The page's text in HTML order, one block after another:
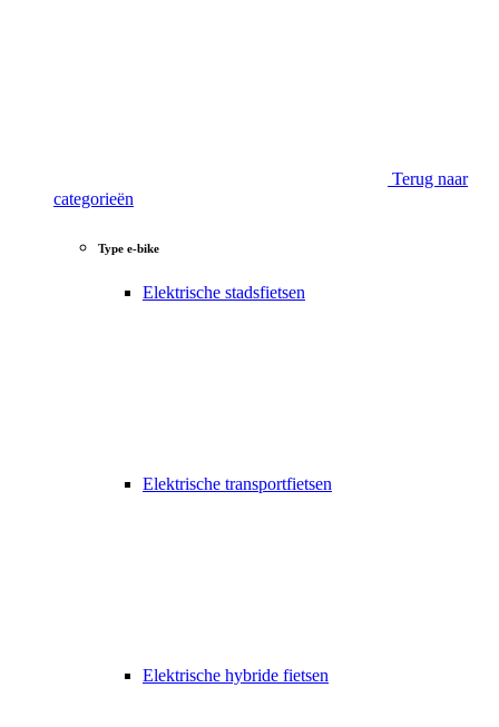
Terug naar
categorieën
Type e-bike
Elektrische stadsfietsen
Elektrische transportfietsen
Elektrische hybride fietsen